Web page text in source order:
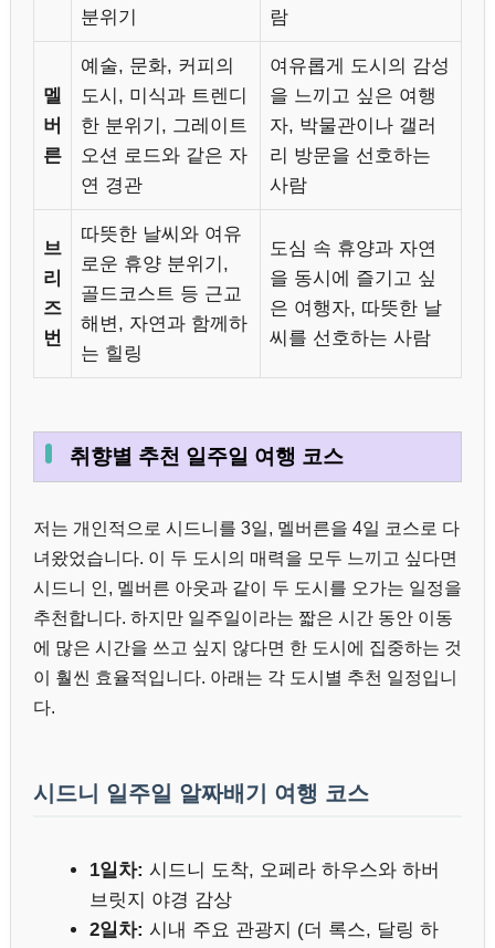
분위기
람
멜
버
른
예술, 문화, 커피의
도시, 미식과 트렌디
한 분위기, 그레이트
오션 로드와 같은 자
연 경관
여유롭게 도시의 감성
을 느끼고 싶은 여행
자, 박물관이나 갤러
리 방문을 선호하는
사람
브
리
즈
번
따뜻한 날씨와 여유
로운 휴양 분위기,
골드코스트 등 근교
해변, 자연과 함께하
는 힐링
도심 속 휴양과 자연
을 동시에 즐기고 싶
은 여행자, 따뜻한 날
씨를 선호하는 사람
취향별 추천 일주일 여행 코스
저는 개인적으로 시드니를 3일, 멜버른을 4일 코스로 다
녀왔었습니다. 이 두 도시의 매력을 모두 느끼고 싶다면
시드니 인, 멜버른 아웃과 같이 두 도시를 오가는 일정을
추천합니다. 하지만 일주일이라는 짧은 시간 동안 이동
에 많은 시간을 쓰고 싶지 않다면 한 도시에 집중하는 것
이 훨씬 효율적입니다. 아래는 각 도시별 추천 일정입니
다.
시드니 일주일 알짜배기 여행 코스
1일차: 시드니 도착, 오페라 하우스와 하버
브릿지 야경 감상
2일차: 시내 주요 관광지 (더 록스, 달링 하